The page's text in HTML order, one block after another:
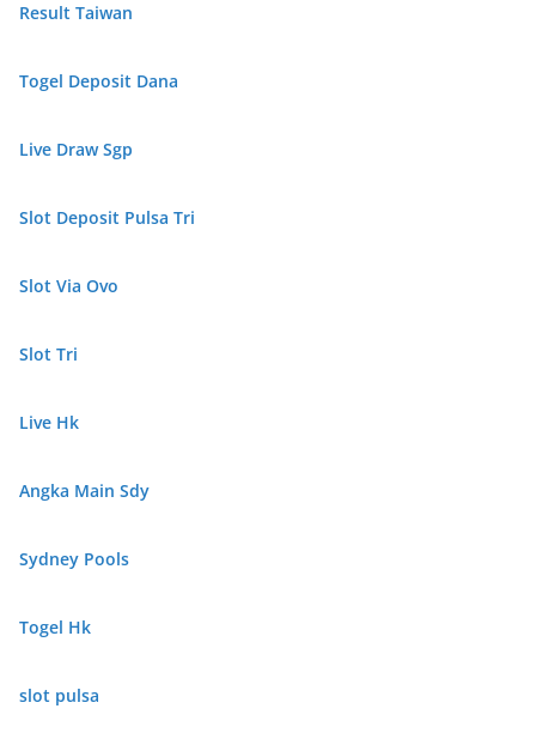
Result Taiwan
Togel Deposit Dana
Live Draw Sgp
Slot Deposit Pulsa Tri
Slot Via Ovo
Slot Tri
Live Hk
Angka Main Sdy
Sydney Pools
Togel Hk
slot pulsa